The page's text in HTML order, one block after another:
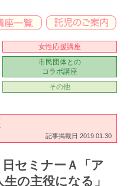
女性応援講座
市民団体との
コラボ講座
その他
記事掲載日 2019.01.30
日セミナーＡ「ア
の主役になる」